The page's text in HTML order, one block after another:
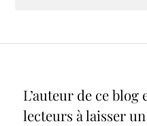
L’auteur de ce blog
lecteurs à laisser